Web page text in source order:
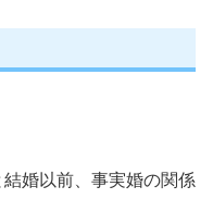
婚以前、事実婚の関係